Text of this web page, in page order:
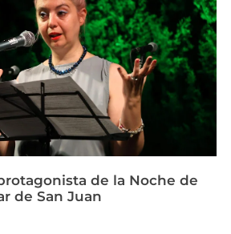
de la Noche de
de San Juan